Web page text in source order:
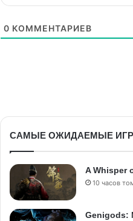
0 КОММЕНТАРИЕВ
САМЫЕ ОЖИДАЕМЫЕ
A Whisper
10 часов
Genigods: